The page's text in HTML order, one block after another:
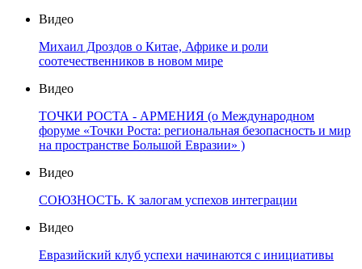
Видео
Михаил Дроздов о Китае, Африке и роли
соотечественников в новом мире
Видео
ТОЧКИ РОСТА - АРМЕНИЯ (о Международном
форуме «Точки Роста: региональная безопасность и мир
на пространстве Большой Евразии» )
Видео
СОЮЗНОСТЬ. К залогам успехов интеграции
Видео
Евразийский клуб успехи начинаются с инициативы